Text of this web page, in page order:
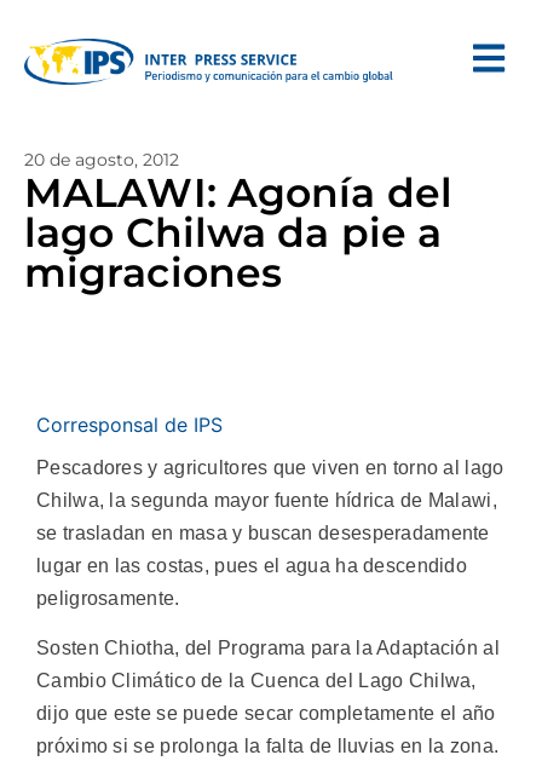
20 de agosto, 2012
MALAWI: Agonía del
lago Chilwa da pie a
migraciones
Corresponsal de IPS
Pescadores y agricultores que viven en torno al lago
Chilwa, la segunda mayor fuente hídrica de Malawi,
se trasladan en masa y buscan desesperadamente
lugar en las costas, pues el agua ha descendido
peligrosamente.
Sosten Chiotha, del Programa para la Adaptación al
Cambio Climático de la Cuenca del Lago Chilwa,
dijo que este se puede secar completamente el año
próximo si se prolonga la falta de lluvias en la zona.